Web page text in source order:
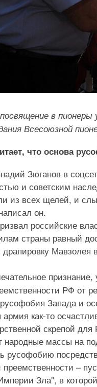
в пионеры
Всесоюзной
что основа
Зюганов в
и советским
из всех щелей, и
он.
российские
страны равный
драпировку
РФ от
Запада и
армия как-то
скрепой
народные массы на
русофобию
преемственности –
Зла", в